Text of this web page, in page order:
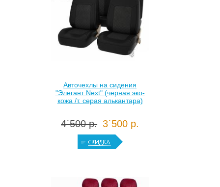
Авточехлы на сидения
"Элегант Next" (черная эко-
кожа /т. серая алькантара)
4`500 р. 3`500 р.